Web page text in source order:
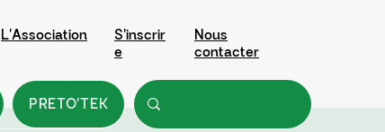
L'Association S'inscrir
e
Nous
contacter
PRETO'TEK